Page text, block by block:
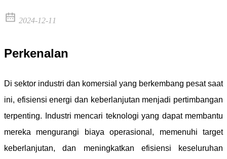
2024-12-11
Perkenalan
Di sektor industri dan komersial yang berkembang pesat saat
ini, efisiensi energi dan keberlanjutan menjadi pertimbangan
terpenting. Industri mencari teknologi yang dapat membantu
mereka mengurangi biaya operasional, memenuhi target
keberlanjutan, dan meningkatkan efisiensi keseluruhan